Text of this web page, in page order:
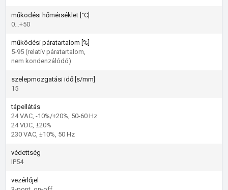
működési hőmérséklet [°C]
0…+50
működési páratartalom [%]
5-95 (relatív páratartalom,
nem kondenzálódó)
szelepmozgatási idő [s/mm]
15
tápellátás
24 VAC, -10%/+20%, 50-60 Hz
24 VDC, ±20%
230 VAC, ±10%, 50 Hz
védettség
IP54
vezérlőjel